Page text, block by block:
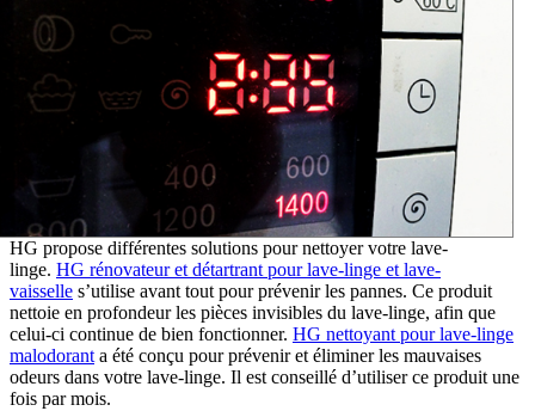
HG propose différentes solutions pour nettoyer votre lave-
linge. HG rénovateur et détartrant pour lave-linge et lave-
vaisselle s’utilise avant tout pour prévenir les pannes. Ce produit
nettoie en profondeur les pièces invisibles du lave-linge, afin que
celui-ci continue de bien fonctionner. HG nettoyant pour lave-linge
malodorant a été conçu pour prévenir et éliminer les mauvaises
odeurs dans votre lave-linge. Il est conseillé d’utiliser ce produit une
fois par mois.